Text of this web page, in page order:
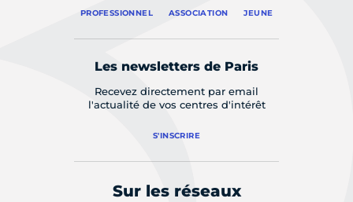
PROFESSIONNEL ASSOCIATION JEUNE
Les newsletters de Paris
Recevez directement par email
l'actualité de vos centres d'intérêt
S'INSCRIRE
Sur les réseaux